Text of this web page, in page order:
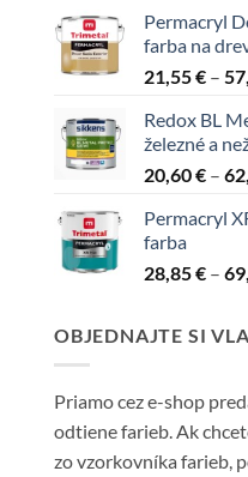
Permacryl
farba na
21,55€ –
Redox BL
železné a
20,60€ –
Permacryl
farba
28,85€ –
OBJEDNAJTE SI
Priamo cez e-shop
odtiene farieb. Ak
zo vzorkovníka farieb,